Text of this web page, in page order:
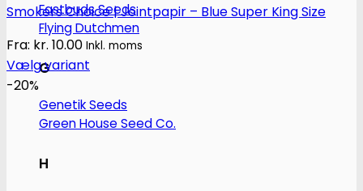
Fastbuds Seeds
Flying Dutchmen
G
Genetik Seeds
Green House Seed Co.
H
Smokers Choice | Jointpapir – Blue Super King Size
Fra: kr. 10.00 Inkl. moms
Vælg variant
Dette
varianter.
-20%